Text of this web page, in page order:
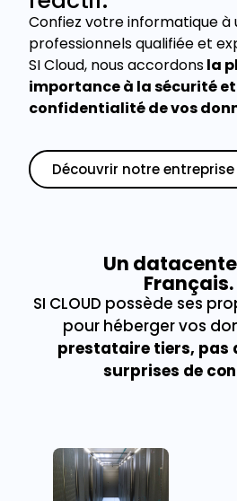
Confiez votre informatique à
professionnels qualifiée et
SI Cloud, nous accordonsla
importance à la sécurité
confidentialité de vos
Découvrir notre entreprise
Un
Français.
SI CLOUD possède ses
pour héberger vos
prestataire tiers, pas
surprises de